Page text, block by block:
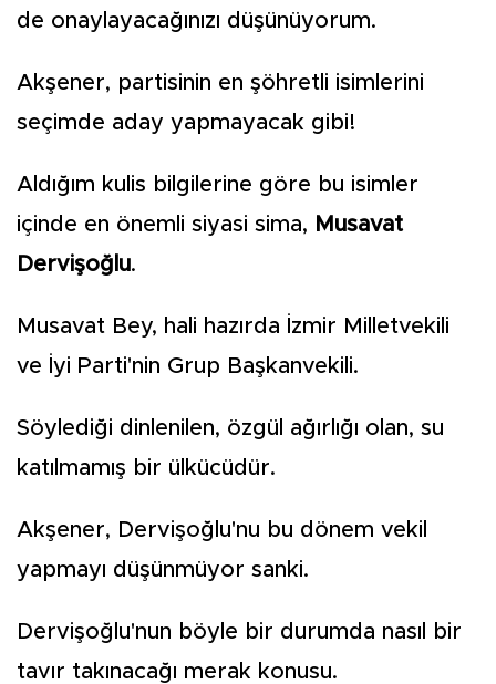
de onaylayacağınızı düşünüyorum.
Akşener, partisinin en şöhretli isimlerini
seçimde aday yapmayacak gibi!
Aldığım kulis bilgilerine göre bu isimler
içinde en önemli siyasi sima, Musavat
Dervişoğlu.
Musavat Bey, hali hazırda İzmir Milletvekili
ve İyi Parti'nin Grup Başkanvekili.
Söylediği dinlenilen, özgül ağırlığı olan, su
katılmamış bir ülkücüdür.
Akşener, Dervişoğlu'nu bu dönem vekil
yapmayı düşünmüyor sanki.
Dervişoğlu'nun böyle bir durumda nasıl bir
tavır takınacağı merak konusu.